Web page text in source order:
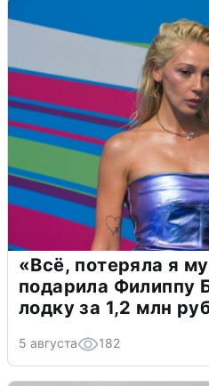
«Всё, потеряла я
подарила Филиппу
лодку за 1,2 млн
5 августа 182